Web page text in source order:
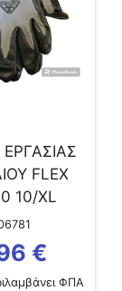
FLEX
10/XL
€
ΦΠΑ